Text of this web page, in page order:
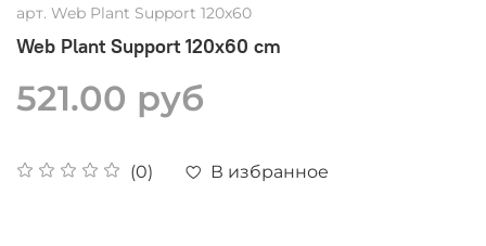
арт. Web Plant Support 120x60
Web Plant Support 120x60 cm
(0) В избранное
521.00 руб